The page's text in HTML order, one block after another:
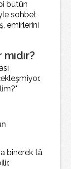
bütün
sohbet
emirlerini
binerek tâ